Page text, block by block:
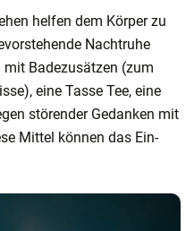
helfen dem Körper zu
Nachtruhe
Badezusätzen (zum
eine Tasse Tee, eine
störender Gedanken mit
Mittel können das Ein-